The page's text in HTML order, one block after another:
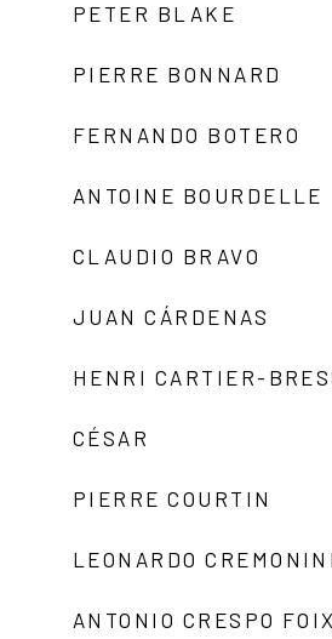
PETER BLAKE
PIERRE BONNARD
FERNANDO BOTERO
ANTOINE BOURDELLE
CLAUDIO BRAVO
JUAN CÁRDENAS
HENRI CARTIER-
CÉSAR
PIERRE COURTIN
LEONARDO CREMONINI
ANTONIO CRESPO FOIX